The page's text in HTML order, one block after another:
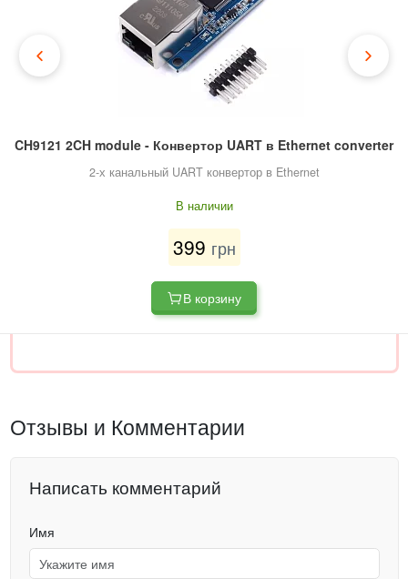
CH9121 2CH module - Конвертор UART в Ethernet converter
2-х канальный UART конвертор в Ethernet
В наличии
399 грн
В корзину
Отзывы и Комментарии
Написать комментарий
Имя